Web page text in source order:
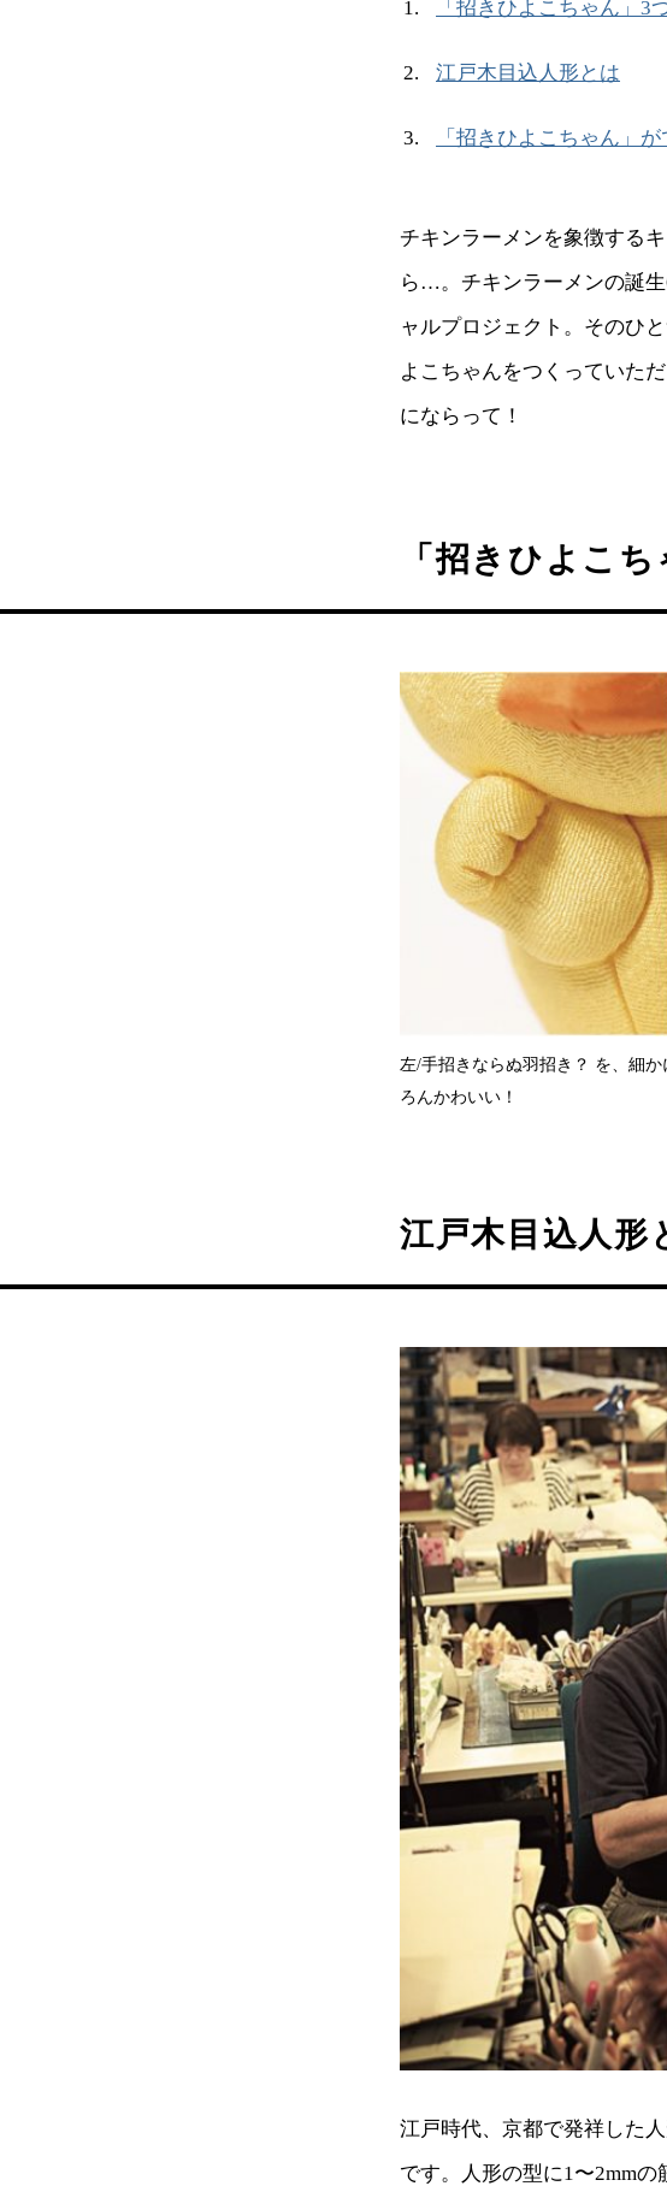
「招きひよこちゃん」3
江戸木目込人形とは
「招きひよこちゃん」
チキンラーメンを象徴する
ら…。チキンラーメンの誕
ャルプロジェクト。そのひ
よこちゃんをつくっていた
にならって！
「招きひよこ
左/手招きならぬ羽招き？ を、細
ろんかわいい！
江戸木目込人形
江戸時代、京都で発祥した
です。人形の型に1〜2mm